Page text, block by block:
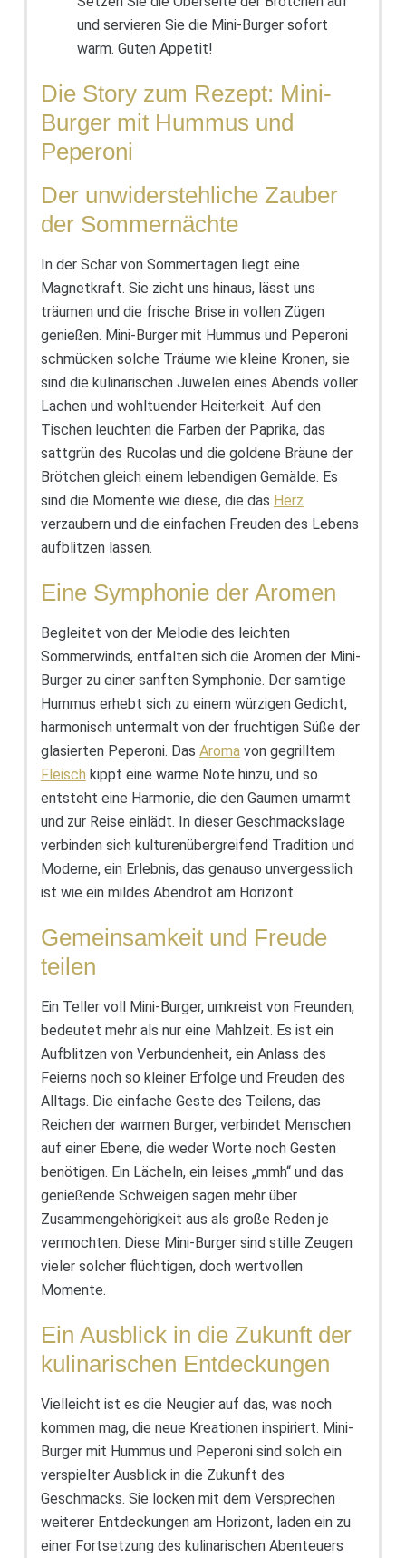
und servieren Sie die Mini-Burger sofort
warm. Guten Appetit!
Die Story zum Rezept: Mini-
Burger mit Hummus und
Peperoni
Der unwiderstehliche Zauber
der Sommernächte
In der Schar von Sommertagen liegt eine
Magnetkraft. Sie zieht uns hinaus, lässt uns
träumen und die frische Brise in vollen Zügen
genießen. Mini-Burger mit Hummus und Peperoni
schmücken solche Träume wie kleine Kronen, sie
sind die kulinarischen Juwelen eines Abends voller
Lachen und wohltuender Heiterkeit. Auf den
Tischen leuchten die Farben der Paprika, das
sattgrün des Rucolas und die goldene Bräune der
Brötchen gleich einem lebendigen Gemälde. Es
sind die Momente wie diese, die das Herz
verzaubern und die einfachen Freuden des Lebens
aufblitzen lassen.
Eine Symphonie der Aromen
Begleitet von der Melodie des leichten
Sommerwinds, entfalten sich die Aromen der Mini-
Burger zu einer sanften Symphonie. Der samtige
Hummus erhebt sich zu einem würzigen Gedicht,
harmonisch untermalt von der fruchtigen Süße der
glasierten Peperoni. Das Aromavon gegrilltem
Fleisch kippt eine warme Note hinzu, und so
entsteht eine Harmonie, die den Gaumen umarmt
und zur Reise einlädt. In dieser Geschmackslage
verbinden sich kulturenübergreifend Tradition und
Moderne, ein Erlebnis, das genauso unvergesslich
ist wie ein mildes Abendrot am Horizont.
Gemeinsamkeit und Freude
teilen
Ein Teller voll Mini-Burger, umkreist von Freunden,
bedeutet mehr als nur eine Mahlzeit. Es ist ein
Aufblitzen von Verbundenheit, ein Anlass des
Feierns noch so kleiner Erfolge und Freuden des
Alltags. Die einfache Geste des Teilens, das
Reichen der warmen Burger, verbindet Menschen
auf einer Ebene, die weder Worte noch Gesten
benötigen. Ein Lächeln, ein leises „mmh“ und das
genießende Schweigen sagen mehr über
Zusammengehörigkeit aus als große Reden je
vermochten. Diese Mini-Burger sind stille Zeugen
vieler solcher flüchtigen, doch wertvollen
Momente.
Ein Ausblick in die Zukunft der
kulinarischen Entdeckungen
Vielleicht ist es die Neugier auf das, was noch
kommen mag, die neue Kreationen inspiriert. Mini-
Burger mit Hummus und Peperoni sind solch ein
verspielter Ausblick in die Zukunft des
Geschmacks. Sie locken mit dem Versprechen
weiterer Entdeckungen am Horizont, laden ein zu
einer Fortsetzung des kulinarischen Abenteuers